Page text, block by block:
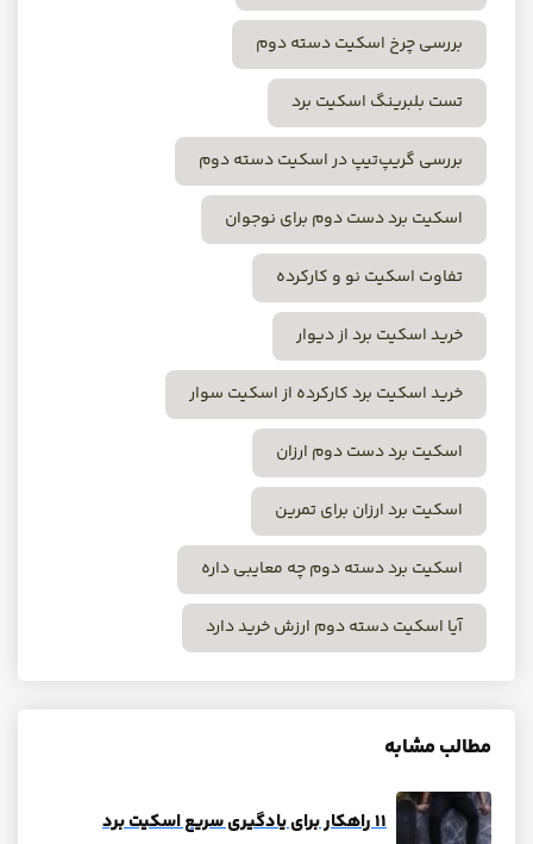
بررسی چرخ اسکیت دسته دوم
تست بلبرینگ اسکیت برد
بررسی گریپ‌تیپ در اسکیت دسته دوم
اسکیت برد دست دوم برای نوجوان
تفاوت اسکیت نو و کارکرده
خرید اسکیت برد از دیوار
خرید اسکیت برد کارکرده از اسکیت سوار
اسکیت برد دست دوم ارزان
اسکیت برد ارزان برای تمرین
اسکیت برد دسته دوم چه معایبی داره
آیا اسکیت دسته دوم ارزش خرید دارد
مطالب مشابه
‍‍۱۱ راهکار برای یادگیری سریع اسکیت برد